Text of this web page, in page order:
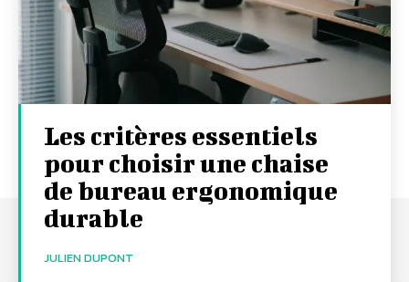
Les critères essentiels
pour choisir une chaise
de bureau ergonomique
durable
JULIEN DUPONT